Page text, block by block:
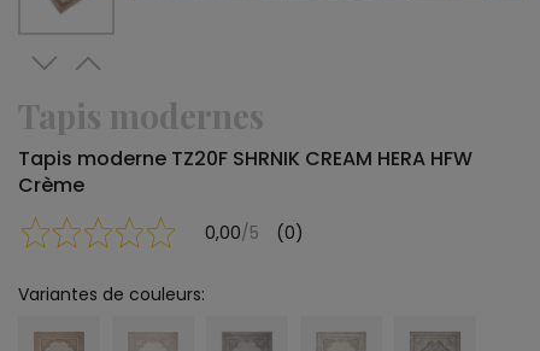
Tapis modernes
Tapis moderne TZ20F SHRNIK CREAM HERA HFW
Crème
0,00/5 (0)
Variantes de couleurs: